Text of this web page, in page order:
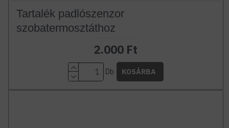
Tartalék padlószenzor
szobatermosztáthoz
2.000 Ft
Db KOSÁRBA